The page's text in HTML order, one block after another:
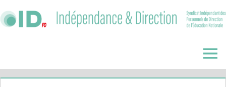
to
Direction
Menu